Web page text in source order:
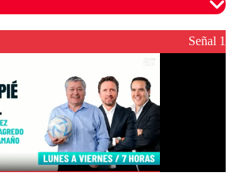
son moderados para garantizar un
Señal 1